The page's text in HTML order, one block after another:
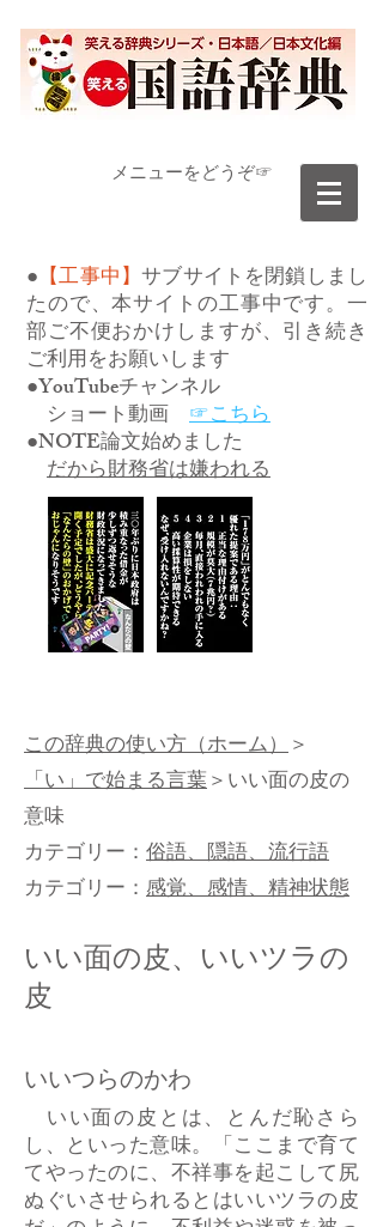
​メニューをどうぞ☞
● 【工事中】サブサイトを閉鎖しまし
たので、本サイトの工事中です。一
部ご不便おかけしますが、引き続き
ご利用をお願いします
●YouTubeチャンネル
ショート動画 ☞こちら
●NOTE論文始めました
だから財務省は嫌われる
この辞典の使い方（ホーム）＞
「い」で始まる言葉＞いい面の皮の
意味
カテゴリー： 俗語、隠語、流行語
カテゴリー： 感覚、感情、精神状態
いい面の皮、いいツラの
皮
いいつらのかわ
いい面の皮とは、とんだ恥さら
し、といった意味。「ここまで育て
てやったのに、不祥事を起こして尻
ぬぐいさせられるとはいいツラの皮